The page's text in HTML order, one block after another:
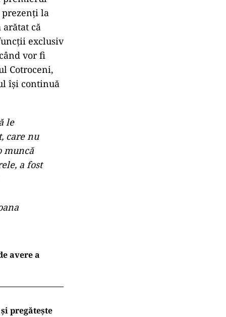
la
că
exclusiv
vor fi
Cotroceni,
îşi continuă
le
care nu
muncă
a fost
avere a
pregătește